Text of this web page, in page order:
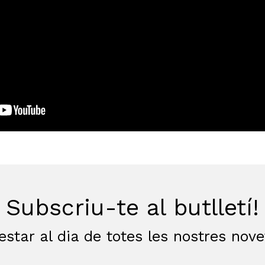
Subscriu-te al butlletí!
al dia de totes les nostres